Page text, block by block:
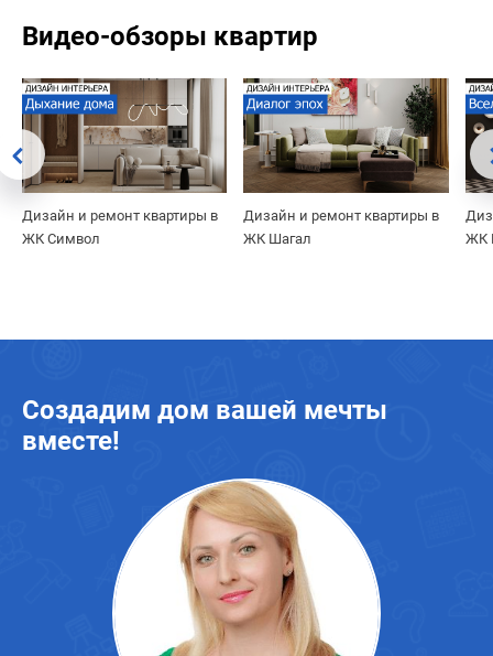
Видео-обзоры квартир
Дизайн и ремонт квартиры в
ЖК Символ
Дизайн и ремонт квартиры в
ЖК Шагал
ЖК
Создадим дом вашей мечты
вместе!